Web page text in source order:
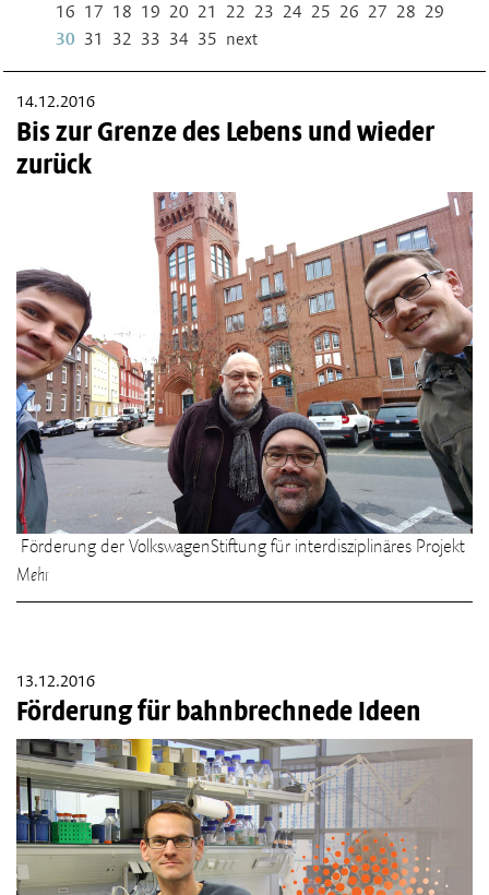
16 17 18 19 20 21 22 23 24 25 26 27 28 29
30 31 32 33 34 35 next
14.12.2016
Bis zur Grenze des Lebens und wieder
zurück
Förderung der VolkswagenStiftung für interdisziplinäres Projekt
Mehr
13.12.2016
Förderung für bahnbrechnede Ideen